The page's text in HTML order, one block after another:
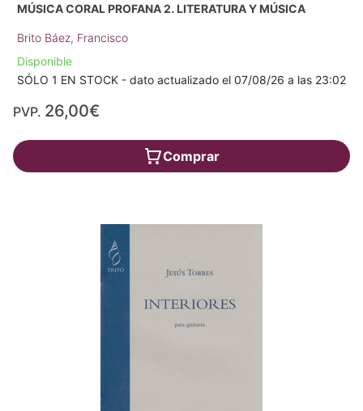
MÚSICA CORAL PROFANA 2. LITERATURA Y MÚSICA
Brito Báez, Francisco
Disponible
SÓLO 1 EN STOCK - dato actualizado el 07/08/26 a las 23:02
PVP. 26,00€
Comprar